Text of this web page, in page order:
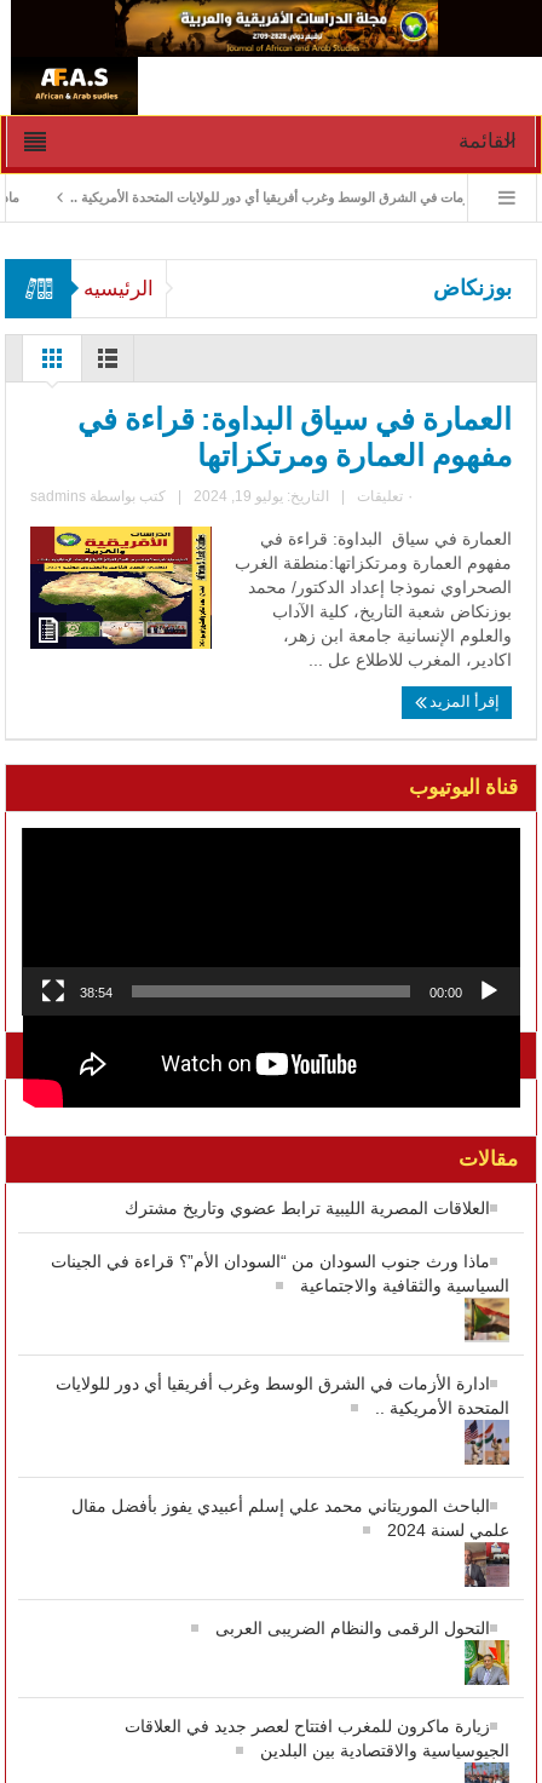
القائمة
ماذا ادارة الأزمات في الشرق الوسط وغرب أفريقيا أي دور للولايات المتحدة الأمريكية ..
الرئيسيه بوزنكاض
العمارة في سياق البداوة: قراءة في
مفهوم العمارة ومرتكزاتها
كتب بواسطة sadmins | التاريخ: يوليو 19, 2024 | ٠ تعليقات
العمارة في سياق البداوة: قراءة في
مفهوم العمارة ومرتكزاتها:منطقة الغرب
الصحراوي نموذجا إعداد الدكتور/ محمد
بوزنكاض شعبة التاريخ، كلية الآداب
والعلوم الإنسانية جامعة ابن زهر،
اكادير، المغرب للاطلاع عل ...
إقرأ المزيد
قناة اليوتيوب
00:00
38:54
تواصل معنا على الفيسبوك
مقالات
العلاقات المصرية الليبية ترابط عضوي وتاريخ مشترك
ماذا ورث جنوب السودان من “السودان الأم”؟ قراءة في الجينات
السياسية والثقافية والاجتماعية
ادارة الأزمات في الشرق الوسط وغرب أفريقيا أي دور للولايات
المتحدة الأمريكية ..
الباحث الموريتاني محمد علي إسلم أعبيدي يفوز بأفضل مقال
علمي لسنة 2024
التحول الرقمى والنظام الضريبى العربى
زيارة ماكرون للمغرب افتتاح لعصر جديد في العلاقات
الجيوسياسية والاقتصادية بين البلدين